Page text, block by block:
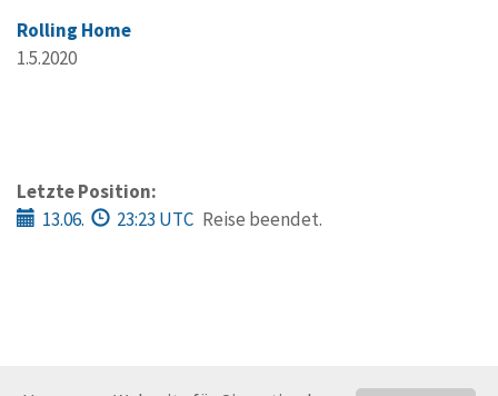
Rolling Home
1.5.2020
Letzte Position:
13.06.
23:23 UTC Reise beendet.